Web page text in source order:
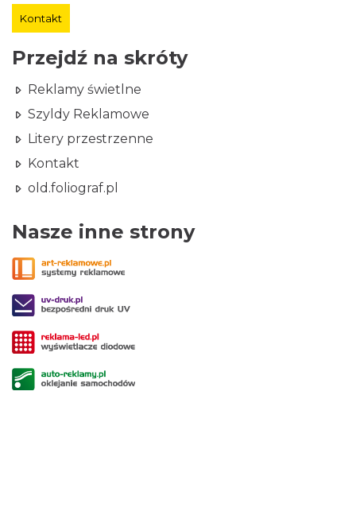
Kontakt
Przejdź na skróty
Reklamy świetlne
Szyldy Reklamowe
Litery przestrzenne
Kontakt
old.foliograf.pl
Nasze inne strony